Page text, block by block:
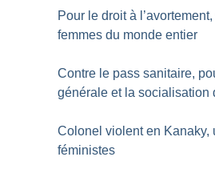
Pour le droit à
femmes du monde entier
Contre le pass sanitaire,
générale et la socialisation
Colonel violent en Kanaky,
féministes